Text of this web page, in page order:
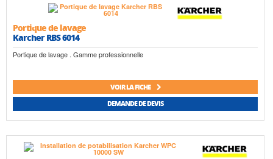
Portique de lavage
Karcher RBS 6014
Portique de lavage . Gamme professionnelle
VOIR LA FICHE
DEMANDE DE DEVIS